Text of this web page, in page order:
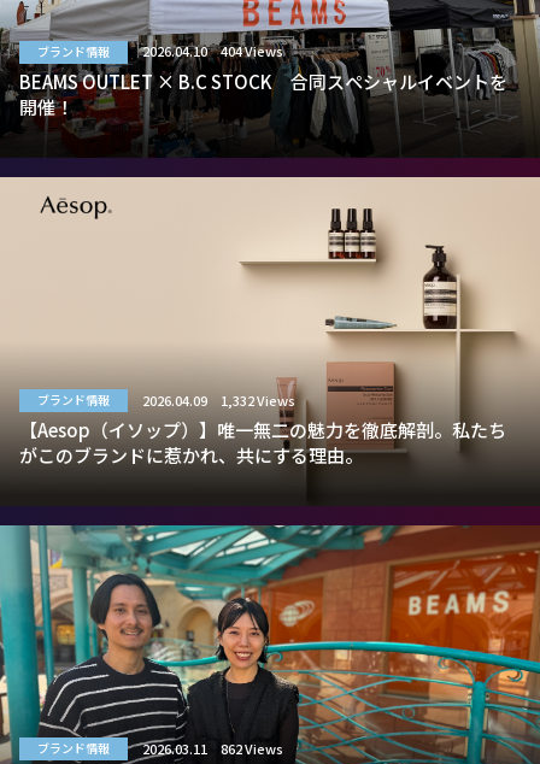
ブランド情報 2026.04.10 404 Views
BEAMS OUTLET × B.C STOCK 合同スペシャルイベントを
開催！
ブランド情報 2026.04.09 1,332 Views
【Aesop（イソップ）】唯一無二の魅力を徹底解剖。私たち
がこのブランドに惹かれ、共にする理由。
ブランド情報 2026.03.11 862 Views